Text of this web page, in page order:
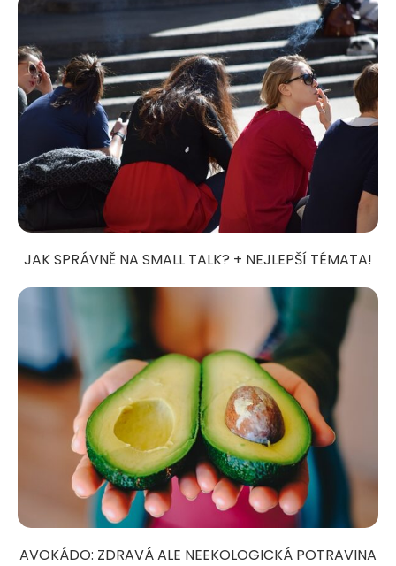
JAK SPRÁVNĚ NA SMALL TALK? + NEJLEPŠÍ TÉMATA!
AVOKÁDO: ZDRAVÁ ALE NEEKOLOGICKÁ POTRAVINA